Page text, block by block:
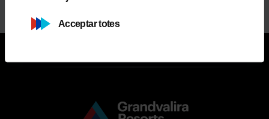
Acceptar totes
COMPRA FORFET PLUS+